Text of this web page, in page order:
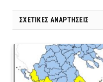
ΣΧΕΤΙΚΈΣ ΑΝΑΡΤΉΣΕΙΣ